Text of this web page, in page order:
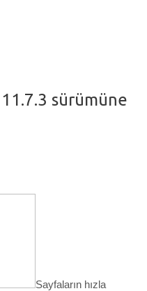
11.7.3 sürümüne
Sayfaların hızla